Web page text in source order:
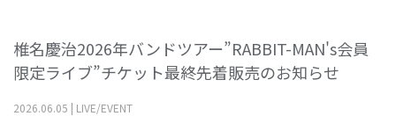
椎名慶治2026年バンドツアー”RABBIT-MAN's会員
限定ライブ”チケット最終先着販売のお知らせ
2026.06.05 | LIVE/EVENT